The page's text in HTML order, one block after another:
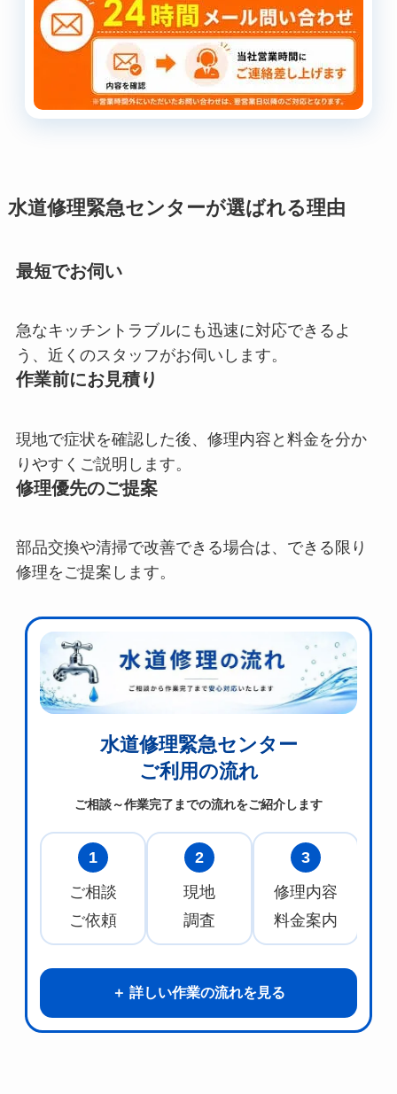
水道修理緊急センターが選ばれる理由
最短でお伺い
急なキッチントラブルにも迅速に対応できるよ
う、近くのスタッフがお伺いします。
作業前にお見積り
現地で症状を確認した後、修理内容と料金を分か
りやすくご説明します。
修理優先のご提案
部品交換や清掃で改善できる場合は、できる限り
修理をご提案します。
水道修理緊急センター
ご利用の流れ
ご相談～作業完了までの流れをご紹介します
1
ご相談
ご依頼
2
現地
調査
3
修理内容
料金案内
詳しい作業の流れを見る